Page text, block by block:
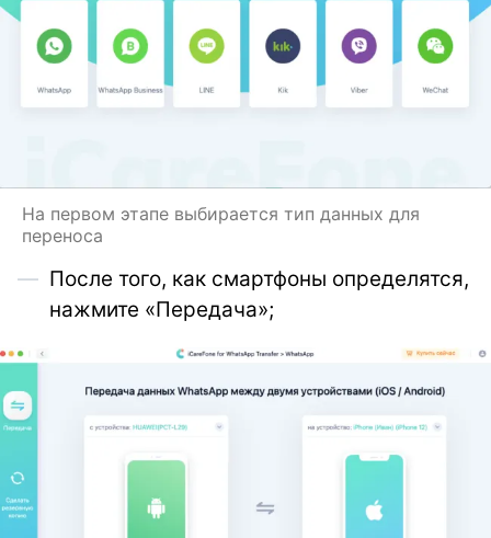
На первом этапе выбирается тип данных для
переноса
После того, как смартфоны определятся,
нажмите «Передача»;